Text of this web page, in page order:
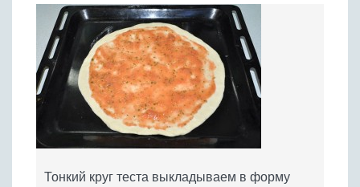
Тонкий круг теста выкладываем в форму